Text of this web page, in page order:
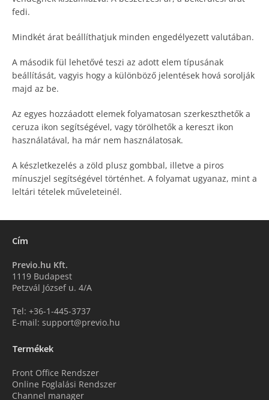
fedi.
Mindkét árat beállíthatjuk minden engedélyezett valutában.
A második fül lehetővé teszi az adott elem típusának
beállítását, vagyis hogy a különböző jelentések hová sorolják
majd az be.
Az egyes hozzáadott elemek folyamatosan szerkeszthetők a
ceruza ikon segítségével, vagy törölhetők a kereszt ikon
használatával, ha már nem használatosak.
A készletkezelés a zöld plusz gombbal, illetve a piros
mínuszjel segítségével történhet. A folyamat ugyanaz, mint a
leltári tételek műveleteinél.
Cím
Previo.hu Kft.
1119 Budapest
Petzvál József u. 4/A
Tel: +36-1-445-3737
E-mail: support@previo.hu
Termékek
Front Office Rendszer
Online Foglalási Rendszer
Channel manager